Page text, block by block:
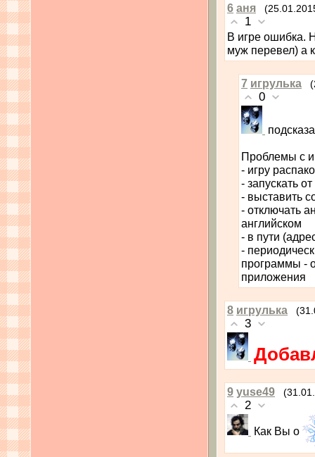
6 аня
1
В игре ошибка.
муж перевел) а
7 игрулька
0
Проблемы с
- игру
- запускать
- выставить
- отключать
английском
- в пути
-
программы -
приложения
8 игрулька
3
9 yuse49
2
Как Вы о